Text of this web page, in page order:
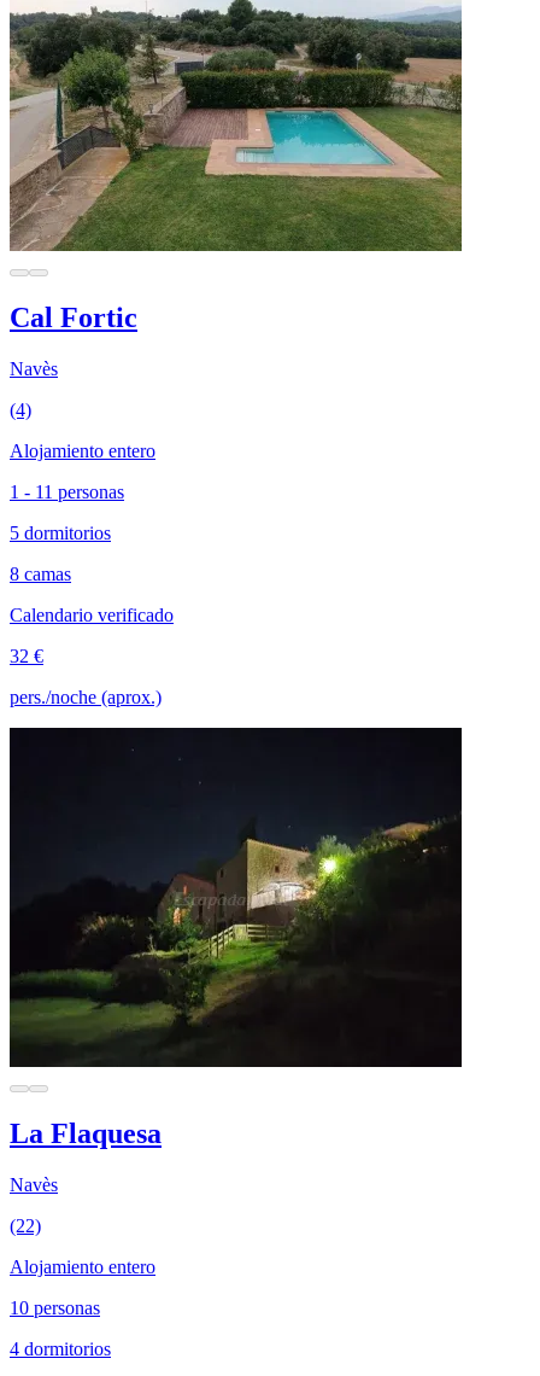
Cal Fortic
Navès
(4)
Alojamiento entero
1 - 11 personas
5 dormitorios
8 camas
Calendario verificado
32 €
pers./noche (aprox.)
La Flaquesa
Navès
(22)
Alojamiento entero
10 personas
4 dormitorios